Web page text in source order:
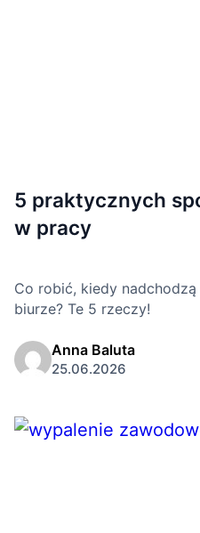
5 praktycznych
w pracy
Co robić, kiedy
biurze? Te 5 rzeczy!
Anna Baluta
25.06.2026